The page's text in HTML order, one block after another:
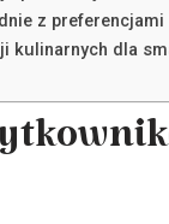
z
kulinarnych dla